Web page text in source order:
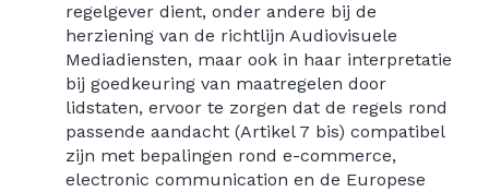
regelgever dient, onder andere bij de
herziening van de richtlijn Audiovisuele
Mediadiensten, maar ook in haar interpretatie
bij goedkeuring van maatregelen door
lidstaten, ervoor te zorgen dat de regels rond
passende aandacht (Artikel 7 bis) compatibel
zijn met bepalingen rond e-commerce,
electronic communication en de Europese